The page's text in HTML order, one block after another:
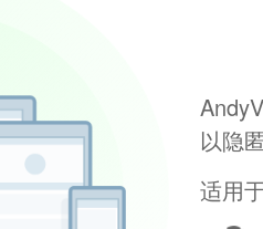
以隐
适用